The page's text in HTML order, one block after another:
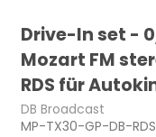
Drive-In set -
Mozart FM
RDS für
DB Broadcast
MP-TX30-GP-DB-RDS